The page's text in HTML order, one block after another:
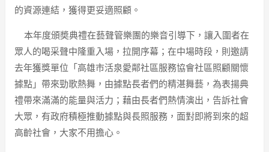
的資源連結，獲得更妥適照顧。
本年度頒奬典禮在藝聲管樂團的樂音引導下，讓入圍者在
眾人的喝采聲中隆重入場，拉開序幕；在中場時段，則邀請
去年獲獎單位「高雄市活泉愛鄰社區服務協會社區照顧關懷
據點」帶來勁歌熱舞，由據點長者們的精湛舞藝，為表揚典
禮帶來滿滿的能量與活力；藉由長者們熱情演出，告訴社會
大眾，有政府積極推動據點與長照服務，面對即將到來的超
高齡社會，大家不用擔心。